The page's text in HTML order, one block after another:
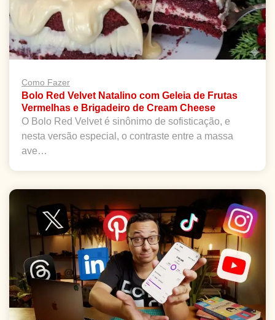
Como Fazer
Bolo Red Velvet Natalino com Geleia de Frutas
Vermelhas e Brigadeiro de Cream Cheese
O Bolo Red Velvet é sinônimo de sofisticação, e
nesta versão especial, o contraste entre a massa
ave…